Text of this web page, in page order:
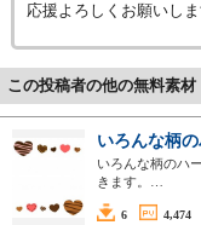
応援よろしくお願いしま
この投稿者の他の無料素材
いろんな柄
いろんな柄のハ
きます。…
6 4,474